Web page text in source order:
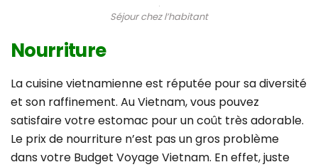
Séjour chez l’habitant
Nourriture
La cuisine vietnamienne est réputée pour sa diversité
et son raffinement. Au Vietnam, vous pouvez
satisfaire votre estomac pour un coût très adorable.
Le prix de nourriture n’est pas un gros problème
dans votre Budget Voyage Vietnam. En effet, juste